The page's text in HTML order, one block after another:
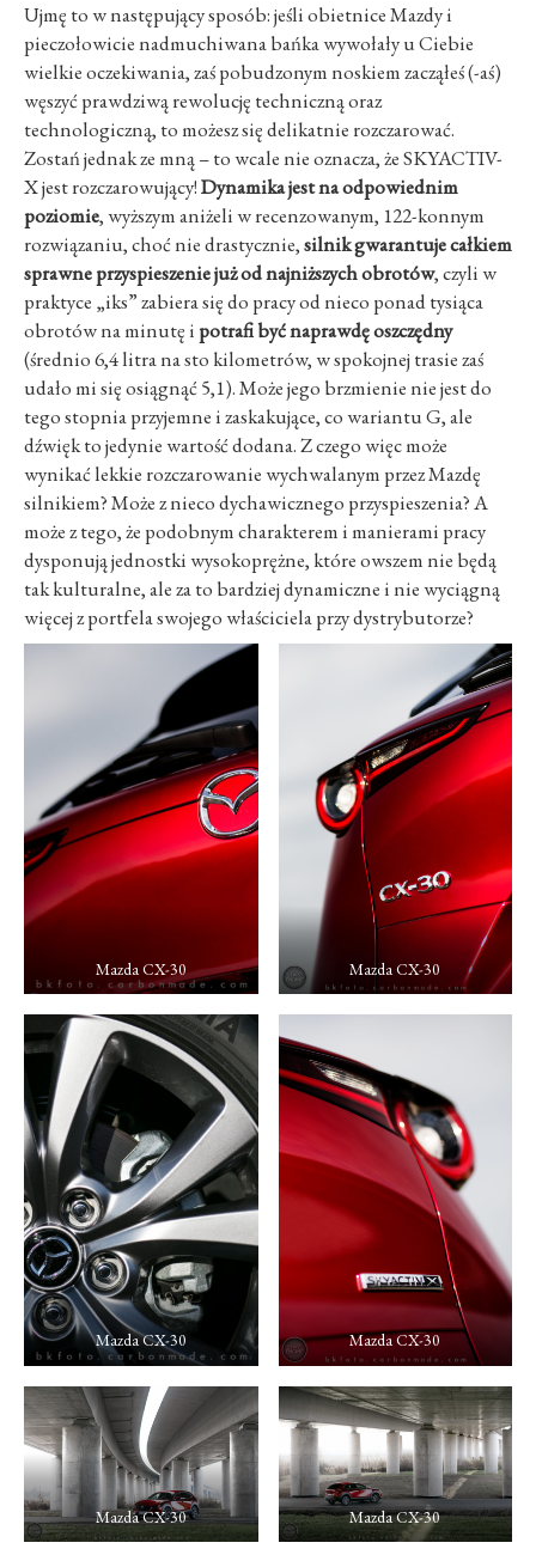
Ujmę to w następujący sposób: jeśli obietnice Mazdy i
pieczołowicie nadmuchiwana bańka wywołały u Ciebie
wielkie oczekiwania, zaś pobudzonym noskiem zacząłeś (-aś)
węszyć prawdziwą rewolucję techniczną oraz
technologiczną, to możesz się delikatnie rozczarować.
Zostań jednak ze mną – to wcale nie oznacza, że SKYACTIV-
X jest rozczarowujący!Dynamika jest na odpowiednim
poziomie, wyższym aniżeli w recenzowanym, 122-konnym
rozwiązaniu, choć nie drastycznie,silnik gwarantuje całkiem
sprawne przyspieszenie już od najniższych obrotów, czyli w
praktyce „iks” zabiera się do pracy od nieco ponad tysiąca
obrotów na minutę i potrafi być naprawdę oszczędny
(średnio 6,4 litra na sto kilometrów, w spokojnej trasie zaś
udało mi się osiągnąć 5,1). Może jego brzmienie nie jest do
tego stopnia przyjemne i zaskakujące, co wariantu G, ale
dźwięk to jedynie wartość dodana. Z czego więc może
wynikać lekkie rozczarowanie wychwalanym przez Mazdę
silnikiem? Może z nieco dychawicznego przyspieszenia? A
może z tego, że podobnym charakterem i manierami pracy
dysponują jednostki wysokoprężne, które owszem nie będą
tak kulturalne, ale za to bardziej dynamiczne i nie wyciągną
więcej z portfela swojego właściciela przy dystrybutorze?
Mazda CX-30 Mazda CX-30
Mazda CX-30 Mazda CX-30
Mazda CX-30 Mazda CX-30